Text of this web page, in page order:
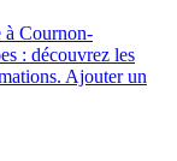
à Cournon-
: découvrez les
Ajouter un